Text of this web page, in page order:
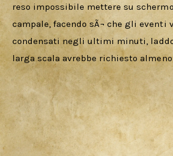
reso impossibile mettere su
campale, facendo sÃ¬ che gli eventi
condensati negli ultimi minuti,
larga scala avrebbe richiesto almeno